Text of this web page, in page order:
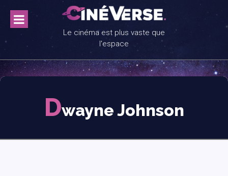
content
Le cinéma est plus vaste que
l'espace
Dwayne Johnson